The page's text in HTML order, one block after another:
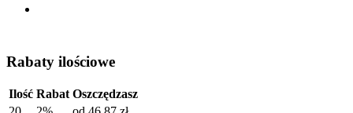
Rabaty ilościowe
Ilość Rabat Oszczędzasz